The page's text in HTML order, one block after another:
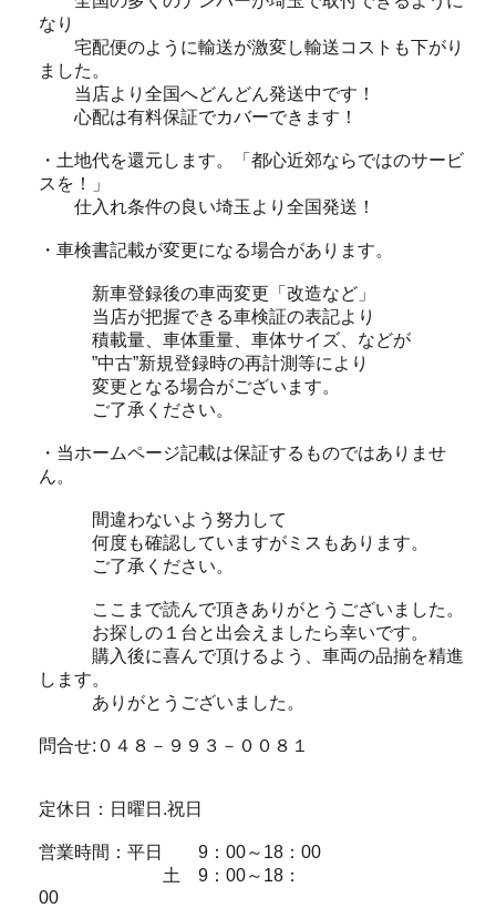
なり
宅配便のように輸送が激変し輸送コストも下がり
ました。
当店より全国へどんどん発送中です！
心配は有料保証でカバーできます！
・土地代を還元します。「都心近郊ならではのサービ
スを！」
仕入れ条件の良い埼玉より全国発送！
・車検書記載が変更になる場合があります。
新車登録後の車両変更「改造など」
当店が把握できる車検証の表記より
積載量、車体重量、車体サイズ、などが
”中古”新規登録時の再計測等により
変更となる場合がございます。
ご了承ください。
・当ホームページ記載は保証するものではありませ
ん。
間違わないよう努力して
何度も確認していますがミスもあります。
ご了承ください。
ここまで読んで頂きありがとうございました。
お探しの１台と出会えましたら幸いです。
購入後に喜んで頂けるよう、車両の品揃を精進
します。
ありがとうございました。
問合せ:０４８－９９３－００８１
定休日：日曜日.祝日
営業時間：平日 9：00～18：00
土 9：00～18：
00